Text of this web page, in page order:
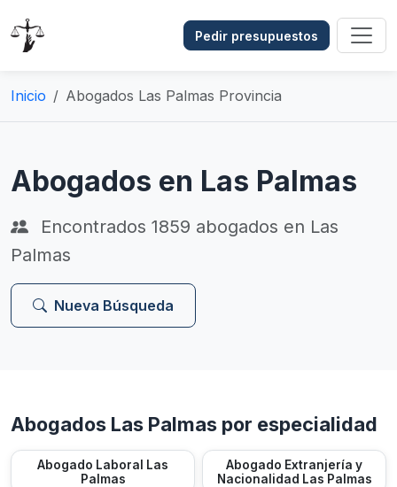
Pedir presupuestos
Inicio Abogados Las Palmas Provincia
Abogados en Las Palmas
Encontrados 1859 abogados en Las
Palmas
Nueva Búsqueda
Abogados Las Palmas por especialidad
Abogado Laboral Las
Palmas
Abogado Extranjería y
Nacionalidad Las Palmas